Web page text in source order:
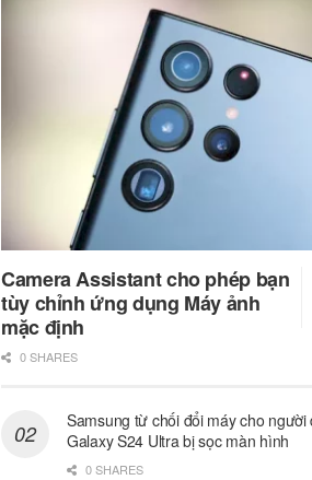
Camera Assistant cho phép bạn
tùy chỉnh ứng dụng Máy ảnh
mặc định
0 SHARES
Samsung từ chối đổi máy cho người
Galaxy S24 Ultra bị sọc màn hình
0 SHARES